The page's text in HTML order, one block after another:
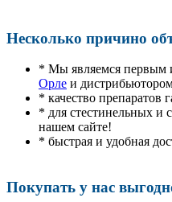
Несколько причино
* Мы являемся первым
Орле и
* качество препаратов
* для стестинельных и
нашем сайте!
* быстрая и удобная
Покупать у нас